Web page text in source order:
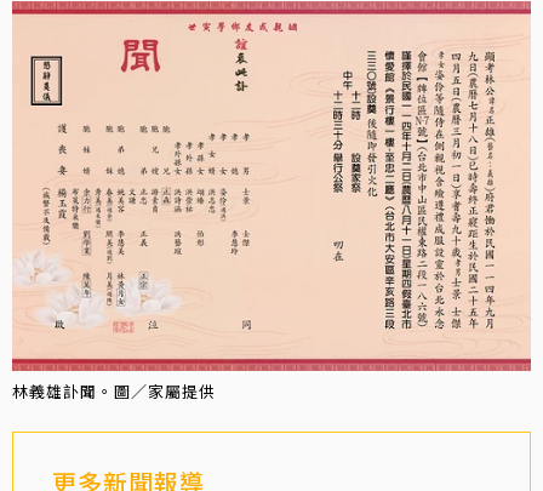
林義雄訃聞。圖／家屬提供
更多新聞報導